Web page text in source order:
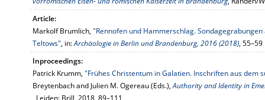
Article:
Markolf Brumlich, "Rennofen und Hammerschlag.
Teltows", in:Archäologie in Berlin und Brandenburg, 2016 (2018), 55–59
Inproceedings:
Patrick Krumm, "Frühes Christentum in Galatien. Inschriften aus dem
Breytenbach and Julien M. Ogereau (Eds.),Authority and Identity in
, Leiden: Brill, 2018, 89–111